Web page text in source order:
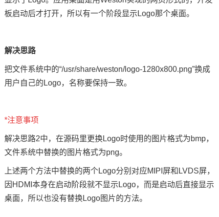
板启动后才打开，所以有一个阶段显示Logo那个桌面。
解决思路
把文件系统中的“/usr/share/weston/logo-1280x800.png”换成
用户自己的Logo，名称要保持一致。
*注意事项
解决思路2中，在源码里更换Logo时使用的图片格式为bmp，
文件系统中替换的图片格式为png。
上述两个方法中替换的两个Logo分别对应MIPI屏和LVDS屏，
因HDMI本身在启动阶段就不显示Logo，而是启动后直接显示
桌面，所以也没有替换Logo图片的方法。